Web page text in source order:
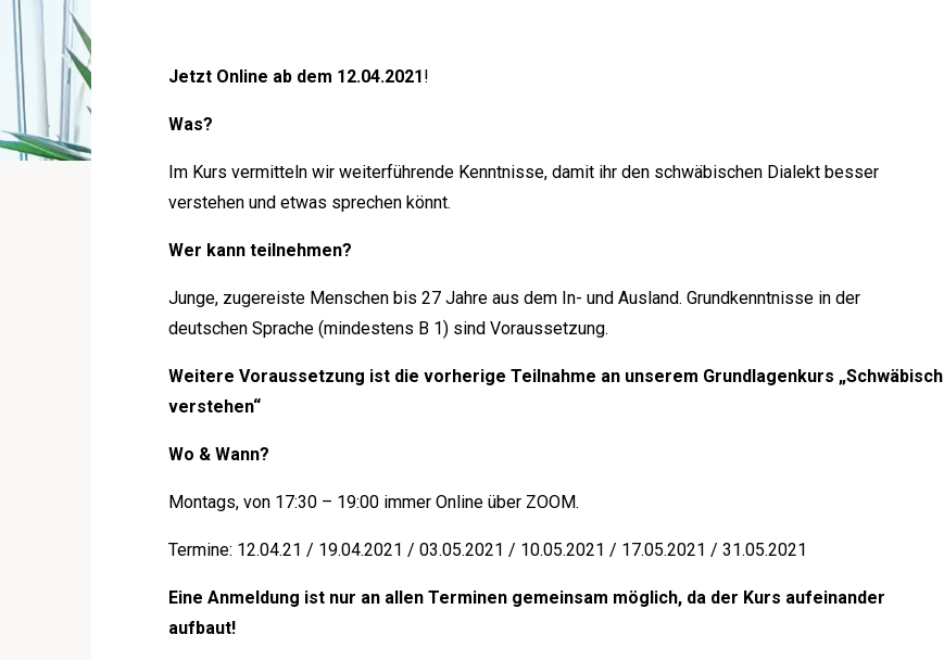
Jetzt Online ab dem 12.04.2021 !
Was?
Im Kurs vermitteln wir weiterführende Kenntnisse, damit ihr den schwäbischen Dialekt besser
verstehen und etwas sprechen könnt.
Wer kann teilnehmen?
Junge, zugereiste Menschen bis 27 Jahre aus dem In- und Ausland. Grundkenntnisse in der
deutschen Sprache (mindestens B 1) sind Voraussetzung.
Weitere Voraussetzung ist die vorherige Teilnahme an unserem Grundlagenkurs „Schwäbisch
verstehen“
Wo & Wann?
Montags, von 17:30 – 19:00 immer Online über ZOOM.
Termine: 12.04.21 / 19.04.2021 / 03.05.2021 / 10.05.2021 / 17.05.2021 / 31.05.2021
Eine Anmeldung ist nur an allen Terminen gemeinsam möglich, da der Kurs aufeinander
aufbaut!